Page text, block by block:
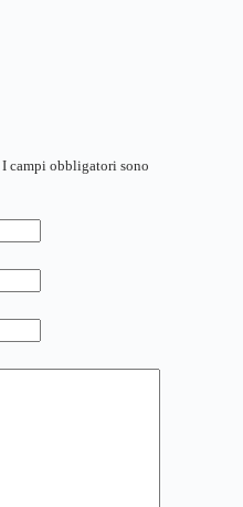
I campi obbligatori sono